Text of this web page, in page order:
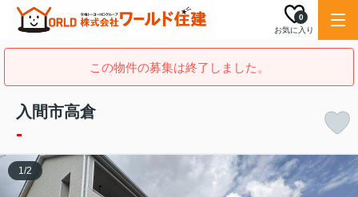
お気に入り
0
この物件の募集は終了しました。
入間市高倉
-
1/2